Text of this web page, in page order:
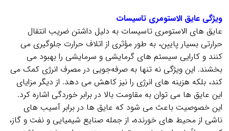
ویژگی عایق الاستومری تاسیسات
عایق‌ های الاستومری تاسیسات به دلیل داشتن ضریب انتقال
حرارتی بسیار پایین، به طور مؤثری از اتلاف حرارت جلوگیری می‌
کنند و کارایی سیستم‌ های گرمایشی و سرمایشی را بهبود می‌
بخشند. این ویژگی نه تنها به صرفه‌جویی در مصرف انرژی کمک می‌
کند، بلکه هزینه‌ های انرژی را نیز کاهش می‌ دهد. از دیگر مزایای
این عایق‌ ها می‌ توان به مقاومت بالا در برابر خوردگی اشاره کرد.
این خصوصیت باعث می‌ شود که عایق‌ ها در برابر آسیب‌ های
ناشی از محیط‌ های خورنده، از جمله صنایع شیمیایی و نفت و گاز،